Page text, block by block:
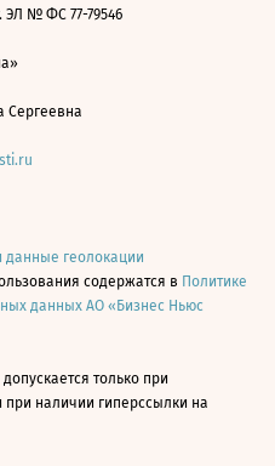
ЭЛ № ФС 77-79546
Сергеевна
данные геолокации
содержатся в Политике
данных АО «Бизнес Ньюс
только при
при наличии гиперссылки на